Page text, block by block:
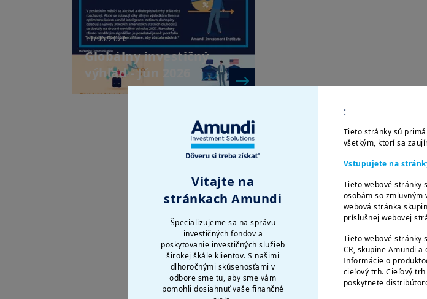
Vitajte na
stránkach Amundi
Špecializujeme sa na správu
investičných fondov a
poskytovanie investičných služieb
širokej škále klientov. S našimi
dlhoročnými skúsenosťami v
odbore sme tu, aby sme vám
pomohli dosiahnuť vaše finančné
:
Tieto stránky sú
všetkým, ktorí sa
Vstupujete na
Tieto webové stránky
osobám so zmluvným
webová stránka
príslušnej webovej
Tieto webové stránky
CR, skupine Amundi
Informácie o
cieľový trh. Cieľový
poskytnete
11/06/2026
Globálny investičný
výhľad - Jún 2026